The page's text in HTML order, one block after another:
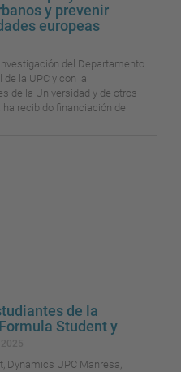
y prevenir
europeas
del Departamento
la UPC y con la
de la Universidad y de otros
recibido financiación del
de la
Student y
Dynamics UPC Manresa,